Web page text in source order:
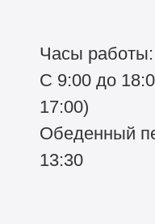
Часы работы:
С 9:00 до
17:00)
Обеденный
13:30